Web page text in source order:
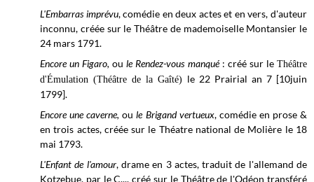
L'Embarras imprévu, comédie en deux actes et en vers, d'auteur
inconnu, créée sur le Théâtre de mademoiselle Montansier le
24 mars 1791.
Encore un Figaro,ou le Rendez-vous manqué : créé sur leThéâtre
d'Émulation (Théâtre de la Gaîté) le 22 Prairial an 7 [10juin
1799].
Encore une caverne,ou le Brigand vertueux, comédie en prose &
en trois actes, créée sur le Théatre national de Molière le 18
mai 1793.
L'Enfant de l'amour, drame en 3 actes, traduit de l'allemand de
Kotzebue, par le C.... créé sur le Théâtre de l'Odéon transféré